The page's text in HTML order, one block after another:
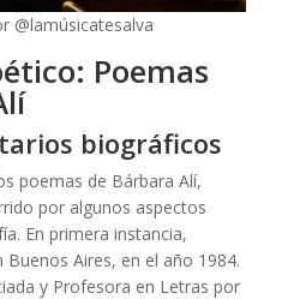
@lamúsicatesalva
Poemas
biográficos
poemas de Bárbara Alí,
por algunos aspectos
En primera instancia,
Aires, en el año 1984.
y Profesora en Letras por